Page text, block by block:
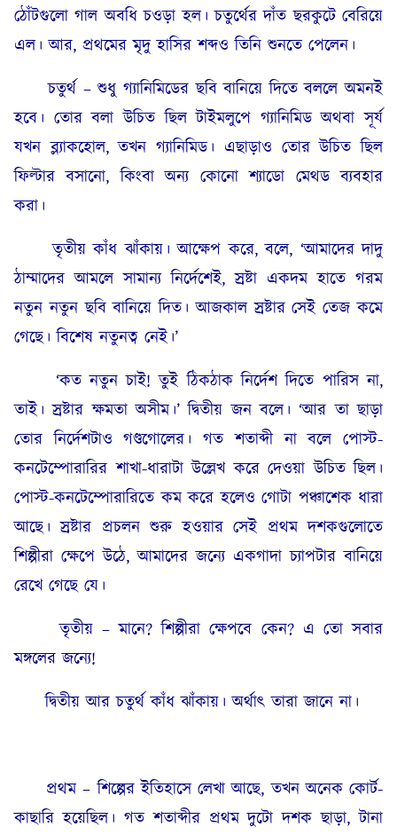
ঠোঁটগুলো গাল অবধি চওড়া হল। চতুর্থের দাঁত ছরকুটে বেরিয়ে
এল। আর, প্রথমের মৃদু হাসির শব্দও তিনি শুনতে পেলেন।
চতুর্থ – শুধু গ্যানিমিডের ছবি বানিয়ে দিতে বললে অমনই
হবে। তোর বলা উচিত ছিল টাইমলুপে গ্যানিমিড অথবা সূর্য
যখন ব্ল্যাকহোল, তখন গ্যানিমিড। এছাড়াও তোর উচিত ছিল
ফিল্টার বসানো, কিংবা অন্য কোনো শ্যাডো মেথড ব্যবহার
করা।
তৃতীয় কাঁধ ঝাঁকায়। আক্ষেপ করে, বলে, ‘আমাদের দাদু
ঠাম্মাদের আমলে সামান্য নির্দেশেই, স্রষ্টা একদম হাতে গরম
নতুন নতুন ছবি বানিয়ে দিত। আজকাল স্রষ্টার সেই তেজ কমে
গেছে। বিশেষ নতুনত্ব নেই।’
‘কত নতুন চাই! তুই ঠিকঠাক নির্দেশ দিতে পারিস না,
তাই। স্রষ্টার ক্ষমতা অসীম।’ দ্বিতীয় জন বলে। ‘আর তা ছাড়া
তোর নির্দেশটাও গণ্ডগোলের। গত শতাব্দী না বলে পোস্ট-
কনটেম্পোরারির শাখা-ধারাটা উল্লেখ করে দেওয়া উচিত ছিল।
পোস্ট-কনটেম্পোরারিতে কম করে হলেও গোটা পঞ্চাশেক ধারা
আছে। স্রষ্টার প্রচলন শুরু হওয়ার সেই প্রথম দশকগুলোতে
শিল্পীরা ক্ষেপে উঠে, আমাদের জন্যে একগাদা চ্যাপটার বানিয়ে
রেখে গেছে যে।
তৃতীয় – মানে? শিল্পীরা ক্ষেপবে কেন? এ তো সবার
মঙ্গলের জন্যে!
দ্বিতীয় আর চতুর্থ কাঁধ ঝাঁকায়। অর্থাৎ তারা জানে না।
প্রথম – শিল্পের ইতিহাসে লেখা আছে, তখন অনেক কোর্ট-
কাছারি হয়েছিল। গত শতাব্দীর প্রথম দুটো দশক ছাড়া, টানা